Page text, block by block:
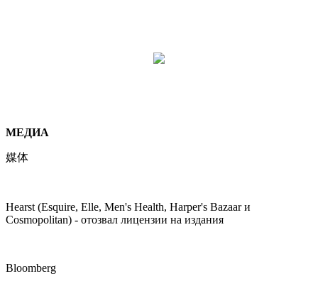
МЕДИА
媒体
Hearst (Esquire, Elle, Men's Health, Harper's Bazaar и
Cosmopolitan) - отозвал лицензии на издания
Bloomberg